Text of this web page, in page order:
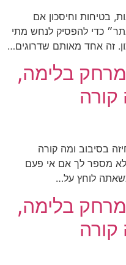
בטיחות וחיסכון אם
כדי להפסיק לנחש מתי
זה אחד מאותם שדרוגים…
מרחק בלימה,
קורה
בסיבוב ומה קורה
מספר לך אם אי פעם
לוחץ על…
מרחק בלימה,
קורה